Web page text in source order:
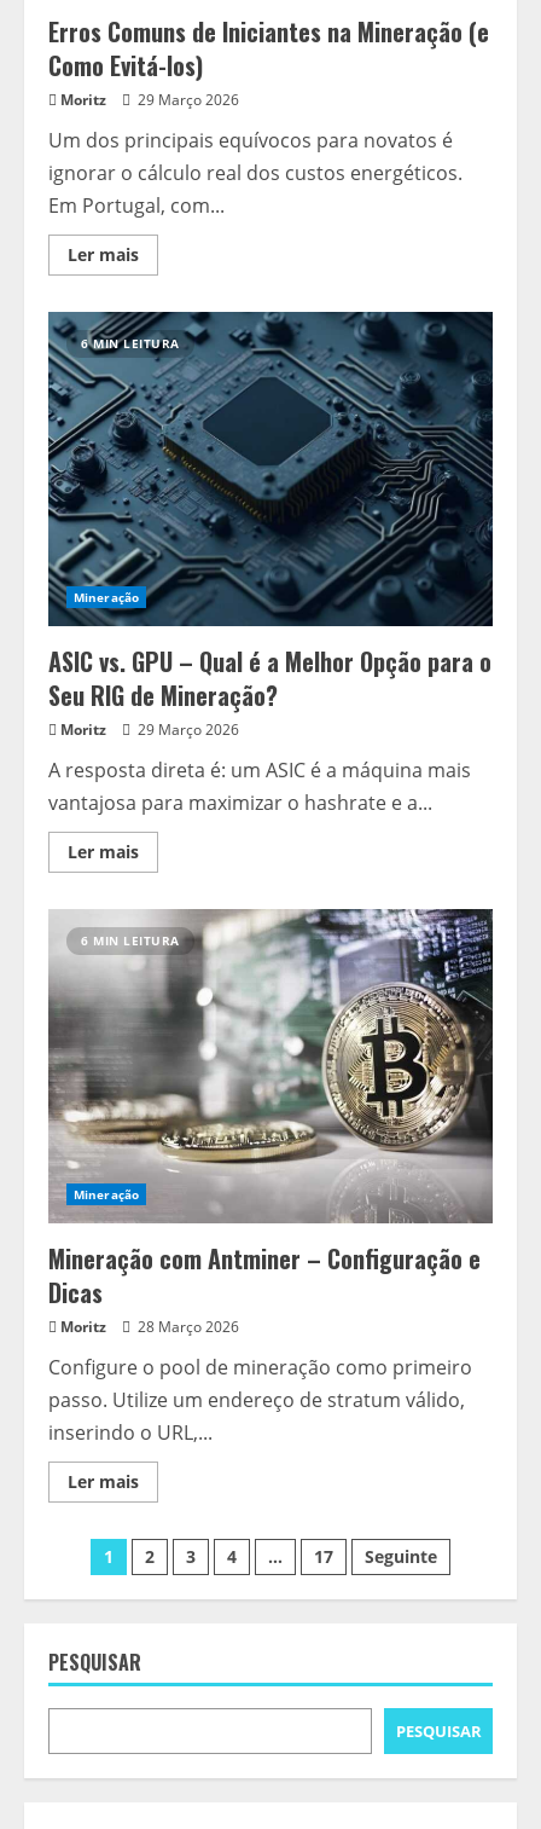
Erros Comuns de Iniciantes na Mineração (e
Como Evitá-los)
Moritz 29 Março 2026
Um dos principais equívocos para novatos é
ignorar o cálculo real dos custos energéticos.
Em Portugal, com...
Ler maisRead
more
Comuns
de
Iniciantes
na
Mineração
(e
Como
Evitá-
los)
6 MIN LEITURA
Mineração
ASIC vs. GPU – Qual é a Melhor Opção para o
Seu RIG de Mineração?
Moritz 29 Março 2026
A resposta direta é: um ASIC é a máquina mais
vantajosa para maximizar o hashrate e a...
Ler maisRead
more
GPU
–
Qual
é
a
Melhor
Seu
RIG
de
Mineração?
6 MIN LEITURA
Mineração
Mineração com Antminer – Configuração e
Dicas
Moritz 28 Março 2026
Configure o pool de mineração como primeiro
passo. Utilize um endereço de stratum válido,
inserindo o URL,...
Ler maisRead
more
com
Antminer
–
Configuração
Paginação
dos
conteúdos
1 2 3 4 … 17 Seguinte
PESQUISAR
PESQUISAR